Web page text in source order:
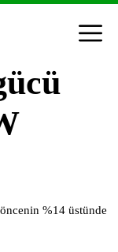
%14 üstünde